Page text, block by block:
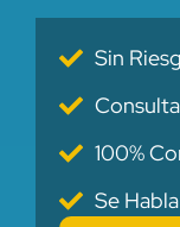
Sin
100%
Se